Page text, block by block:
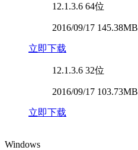
12.1.3.6 64位
2016/09/17 145.38MB
立即下载
12.1.3.6 32位
2016/09/17 103.73MB
立即下载
Windows